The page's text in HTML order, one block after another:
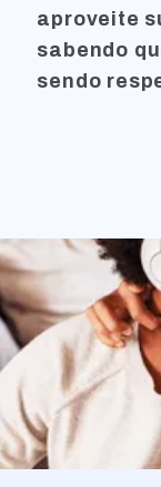
aproveite
sabendo
sendo